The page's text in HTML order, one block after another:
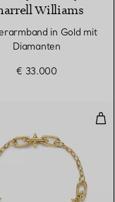
Williams
in Gold mit
Diamanten
€ 33.000
und Gold mit